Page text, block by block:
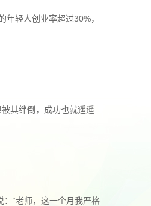
轻人创业率超过30%，
其绊倒，成功也就遥遥
“老师，这一个月我严格